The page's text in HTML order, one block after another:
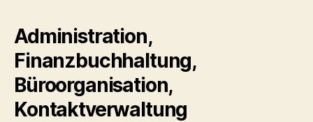
Administration,
Finanzbuchhaltung,
Büroorganisation,
Kontaktverwaltung